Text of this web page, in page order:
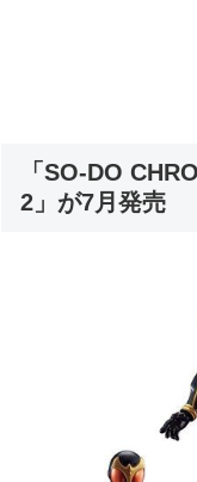
「SO-DO
2」が7月発売